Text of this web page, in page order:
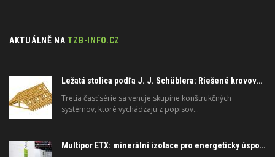
AKTUÁLNĚ NA TZB-INFO.CZ
Ležatá stolica podľa J. J. Schüblera: Riešené krovové systémy, 3. časť
Tretia časť série sa venuje skupine konštrukčných
systémov, ktoré vychádzajú z popisov…
Multipor ETX: minerální izolace pro energeticky úsporné a požárně bezpečné stavby